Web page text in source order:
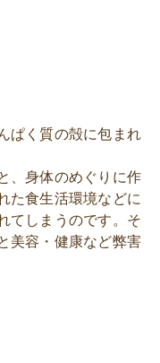
ぱく質の殻に包まれ
、身体のめぐりに作
た食生活環境などに
てしまうのです。そ
美容・健康など弊害